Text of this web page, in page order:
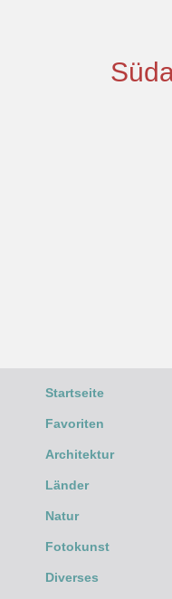
Startseite
Favoriten
Architektur
Länder
Natur
Fotokunst
Diverses